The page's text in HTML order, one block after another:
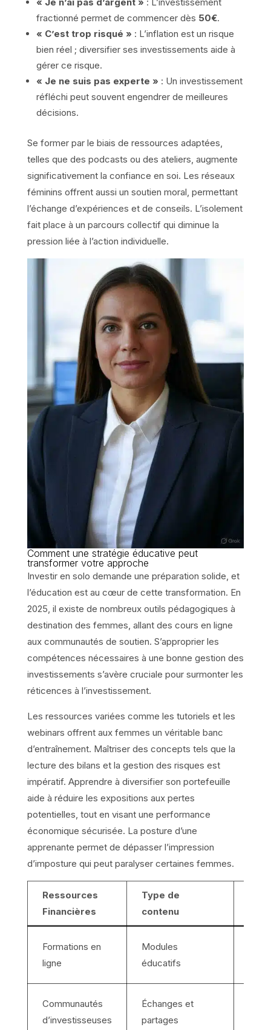
fractionné permet de commencer dès 50€.
« C’est trop risqué » : L’inflation est un risque
bien réel ; diversifier ses investissements aide à
gérer ce risque.
« Je ne suis pas experte » : Un investissement
réfléchi peut souvent engendrer de meilleures
décisions.
Se former par le biais de ressources adaptées,
telles que des podcasts ou des ateliers, augmente
significativement la confiance en soi. Les réseaux
féminins offrent aussi un soutien moral, permettant
l’échange d’expériences et de conseils. L’isolement
fait place à un parcours collectif qui diminue la
pression liée à l’action individuelle.
Comment une stratégie éducative peut
transformer votre approche
Investir en solo demande une préparation solide, et
l’éducation est au cœur de cette transformation. En
2025, il existe de nombreux outils pédagogiques à
destination des femmes, allant des cours en ligne
aux communautés de soutien. S’approprier les
compétences nécessaires à une bonne gestion des
investissements s’avère cruciale pour surmonter les
réticences à l’investissement.
Les ressources variées comme les tutoriels et les
webinars offrent aux femmes un véritable banc
d’entraînement. Maîtriser des concepts tels que la
lecture des bilans et la gestion des risques est
impératif. Apprendre à diversifier son portefeuille
aide à réduire les expositions aux pertes
potentielles, tout en visant une performance
économique sécurisée. La posture d’une
apprenante permet de dépasser l’impression
d’imposture qui peut paralyser certaines femmes.
Ressources
Financières
Type de
contenu
Formations en
ligne
Modules
éducatifs
Communautés
d’investisseuses
Échanges et
partages